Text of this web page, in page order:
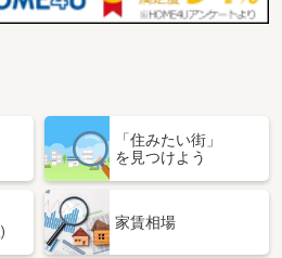
「住みたい街」
を見つけよう
家賃相場